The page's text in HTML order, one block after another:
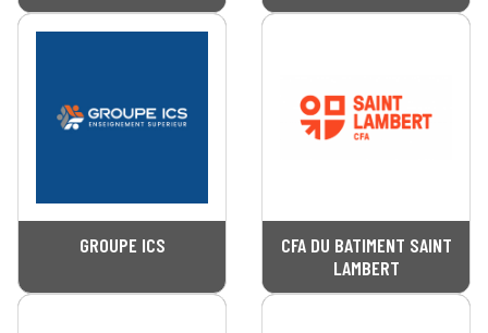
GROUPE ICS
CFA DU BATIMENT SAINT
LAMBERT